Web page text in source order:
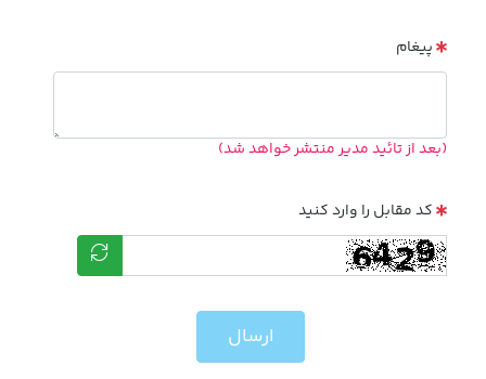
پیغام
(بعد از تائید مدیر منتشر خواهد شد)
کد مقابل را وارد کنید
ارسال